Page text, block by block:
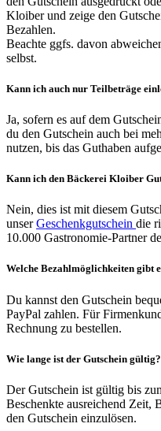
Kloiber und zeige den
Bezahlen.
Beachte ggfs. davon
selbst.
Kann ich auch nur Teilbeträge
Ja, sofern es auf dem
du den Gutschein auch bei
nutzen, bis das Guthaben
Kann ich den Bäckerei Kloiber
Nein, dies ist mit diesem
unserGeschenkgutschein die
10.000 Gastronomie-Partner
Welche Bezahlmöglichkeiten gibt
Du kannst den Gutschein
PayPal zahlen. Für
Rechnung zu bestellen.
Wie lange ist der Gutschein gültig?
Der Gutschein ist gültig bis
Beschenkte ausreichend Zeit,
den Gutschein einzulösen.